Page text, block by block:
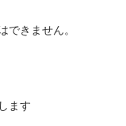
きません。
ます